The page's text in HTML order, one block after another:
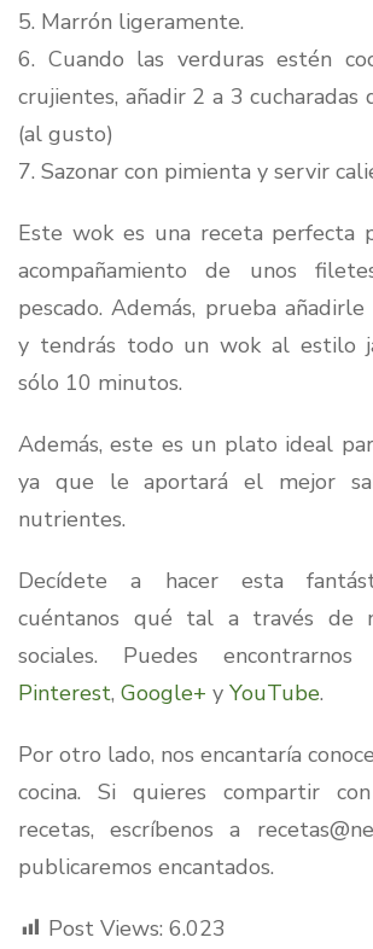
5. Marrón ligeramente.
6. Cuando las verduras estén
crujientes, añadir 2 a 3 cucharadas
(al gusto)
7. Sazonar con pimienta y servir
Este wok es una receta perfecta
acompañamiento de unos
pescado. Además, prueba
y tendrás todo un wok al estilo
sólo 10 minutos.
Además, este es un plato ideal
ya que le aportará el mejor
nutrientes.
Decídete a hacer esta
cuéntanos qué tal a través de
sociales. Puedes
Pinterest, Google+ y YouTube.
Por otro lado, nos encantaría
cocina. Si quieres compartir
recetas, escríbenos a
publicaremos encantados.
Post Views: 6.023